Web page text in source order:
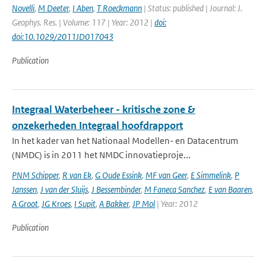
Novelli, M Deeter, I Aben, T Roeckmann | Status: published | Journal: J.
Geophys. Res. | Volume: 117 | Year: 2012 | doi:
doi:10.1029/2011JD017043
Publication
Integraal Waterbeheer - kritische zone &
onzekerheden Integraal hoofdrapport
In het kader van het Nationaal Modellen- en Datacentrum
(NMDC) is in 2011 het NMDC innovatieproje...
PNM Schipper, R van Ek, G Oude Essink, MF van Geer, E Simmelink, P
Janssen, J van der Sluijs, J Bessembinder, M Faneca Sanchez, E van Baaren,
A Groot, JG Kroes, I Supit, A Bakker, JP Mol | Year: 2012
Publication